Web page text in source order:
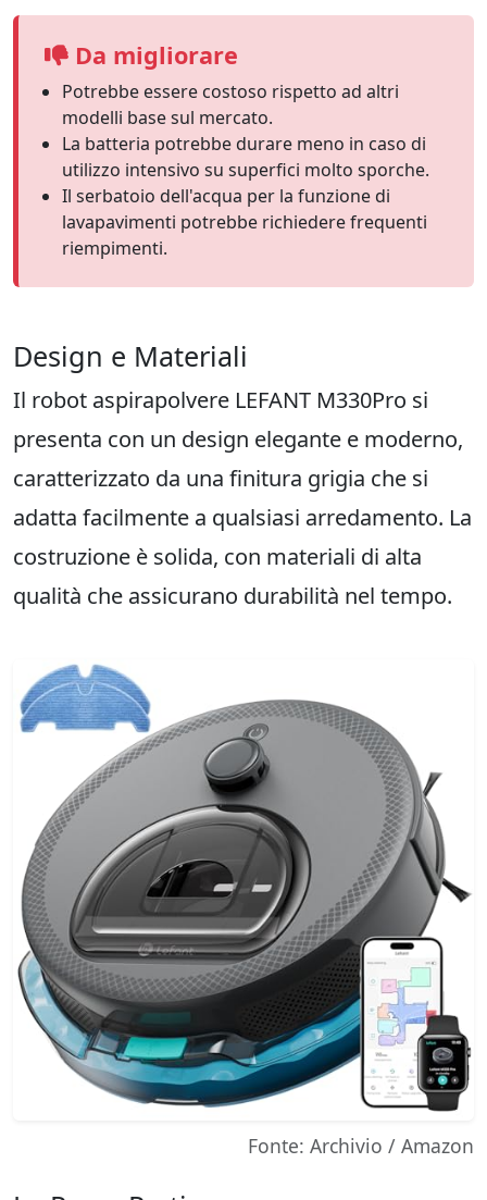
Da migliorare
Potrebbe essere costoso rispetto ad altri
modelli base sul mercato.
La batteria potrebbe durare meno in caso di
utilizzo intensivo su superfici molto sporche.
Il serbatoio dell'acqua per la funzione di
lavapavimenti potrebbe richiedere frequenti
riempimenti.
Design e Materiali
Il robot aspirapolvere LEFANT M330Pro si
presenta con un design elegante e moderno,
caratterizzato da una finitura grigia che si
adatta facilmente a qualsiasi arredamento. La
costruzione è solida, con materiali di alta
qualità che assicurano durabilità nel tempo.
Fonte: Archivio / Amazon